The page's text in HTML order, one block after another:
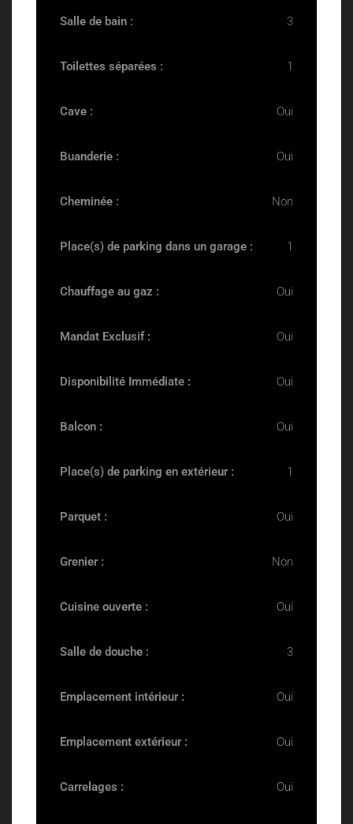
Salle de bain : 3
Toilettes séparées : 1
Cave : Oui
Buanderie : Oui
Cheminée : Non
Place(s) de parking dans un garage : 1
Chauffage au gaz : Oui
Mandat Exclusif : Oui
Disponibilité Immédiate : Oui
Balcon : Oui
Place(s) de parking en extérieur : 1
Parquet : Oui
Grenier : Non
Cuisine ouverte : Oui
Salle de douche : 3
Emplacement intérieur : Oui
Emplacement extérieur : Oui
Carrelages : Oui